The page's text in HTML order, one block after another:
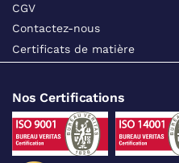
CGV
Contactez-nous
Certificats de matière
Nos Certifications